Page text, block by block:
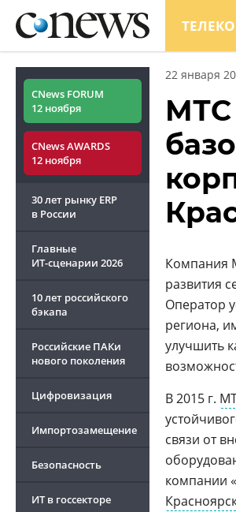
CNews FORUM
12 ноября
CNews AWARDS
12 ноября
30 лет рынку ERP
в России
Главные
ИТ-сценарии 2026
10 лет российского
бэкапа
Российские ПАКи
нового поколения
Цифровизация
Импортозамещение
Безопасность
ИТ в госсекторе
22 января
МТС
Компания
развития
Оператор
региона,
улучшить
В 2015 г.
связи от
компании «